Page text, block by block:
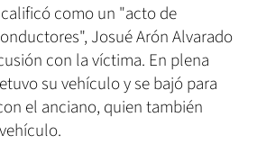
como un "acto de
Josué Arón Alvarado
con la víctima. En plena
su vehículo y se bajó para
el anciano, quien también